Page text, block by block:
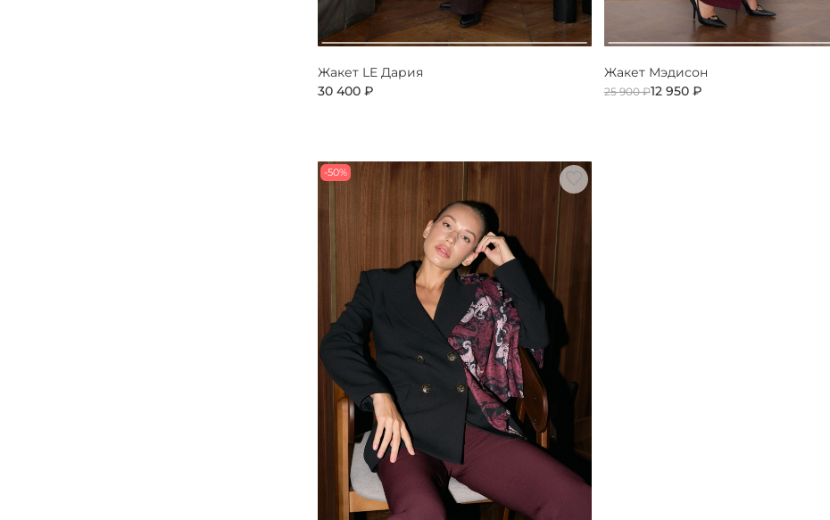
Жакет LE Дария
30 400 ₽
Жакет Мэдисон
25 900 ₽12 950 ₽
-50%